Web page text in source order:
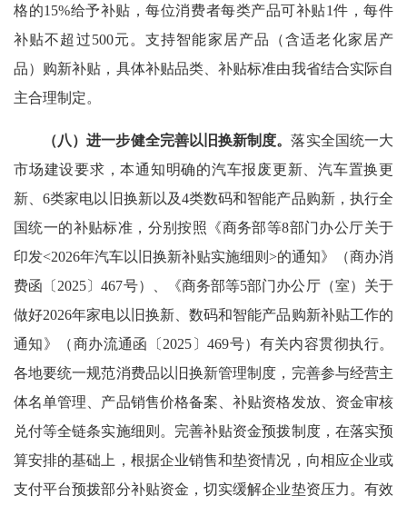
格的15%给予补贴，每位消费者每类产品可补贴1件，每件
补贴不超过500元。支持智能家居产品（含适老化家居产
品）购新补贴，具体补贴品类、补贴标准由我省结合实际自
主合理制定。
（八）进一步健全完善以旧换新制度。落实全国统一大
市场建设要求，本通知明确的汽车报废更新、汽车置换更
新、6类家电以旧换新以及4类数码和智能产品购新，执行全
国统一的补贴标准，分别按照《商务部等8部门办公厅关于
印发<2026年汽车以旧换新补贴实施细则>的通知》（商办消
费函〔2025〕467号）、《商务部等5部门办公厅（室）关于
做好2026年家电以旧换新、数码和智能产品购新补贴工作的
通知》（商办流通函〔2025〕469号）有关内容贯彻执行。
各地要统一规范消费品以旧换新管理制度，完善参与经营主
体名单管理、产品销售价格备案、补贴资格发放、资金审核
兑付等全链条实施细则。完善补贴资金预拨制度，在落实预
算安排的基础上，根据企业销售和垫资情况，向相应企业或
支付平台预拨部分补贴资金，切实缓解企业垫资压力。有效